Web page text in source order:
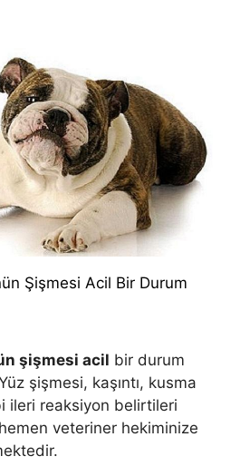
Şişmesi Acil Bir Durum
şişmesi acil bir durum
şişmesi, kaşıntı, kusma
ileri reaksiyon belirtileri
veteriner hekiminize